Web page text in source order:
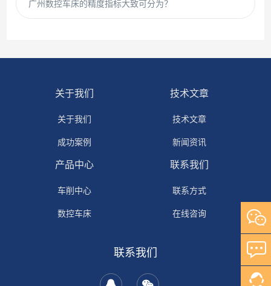
广州数控车床的精度指标大致可分为？
关于我们
关于我们
成功案例
技术文章
技术文章
新闻资讯
产品中心
车削中心
数控车床
联系我们
联系方式
在线咨询
联系我们